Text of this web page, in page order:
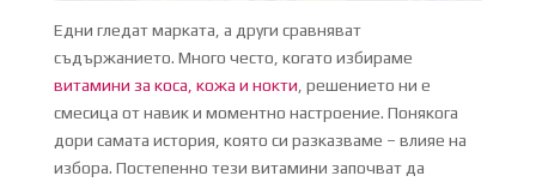
Едни гледат марката, а други сравняват
съдържанието. Много често, когато избираме
витамини за коса, кожа и нокти , решението ни е
смесица от навик и моментно настроение. Понякога
дори самата история, която си разказваме – влияе на
избора. Постепенно тези витамини започват да